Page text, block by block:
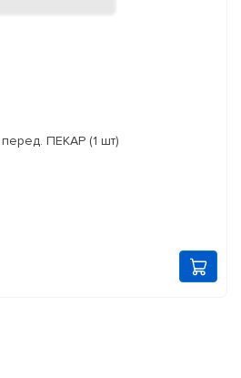
ПЕКАР (1 шт)